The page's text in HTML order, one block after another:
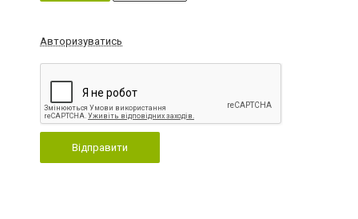
Авторизуватись
Відправити